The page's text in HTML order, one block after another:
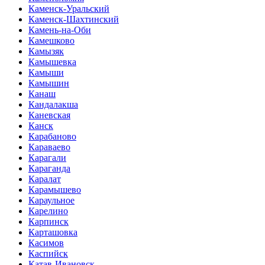
Каменск-Уральский
Каменск-Шахтинский
Камень-на-Оби
Камешково
Камызяк
Камышевка
Камыши
Камышин
Канаш
Кандалакша
Каневская
Канск
Карабаново
Караваево
Карагали
Караганда
Каралат
Карамышево
Караульное
Карелино
Карпинск
Карташовка
Касимов
Каспийск